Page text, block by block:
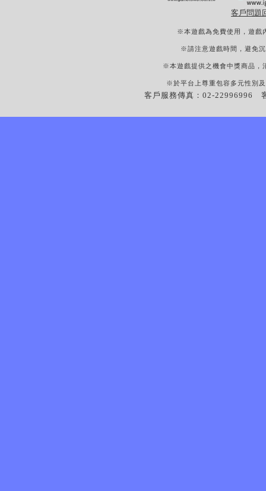
客戶問題
※本遊戲為免費使用，遊戲
※請注意遊戲時間，避免
※本遊戲提供之機會中獎商品，
※於平台上尊重包容多元性別
客戶服務傳真：02-22996996